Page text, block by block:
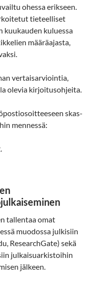
ohessa erikseen.
tieteelliset
kuluessa
määräajasta,
vertaisarviointia,
olevia kirjoitusohjeita.
skas-
mennessä:
tallentaa omat
muodossa julkisiin
ResearchGate) sekä
julkaisuarkistoihin
jälkeen.